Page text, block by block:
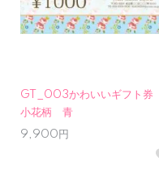
GT_003かわいいギフト券
小花柄 青
9,900円